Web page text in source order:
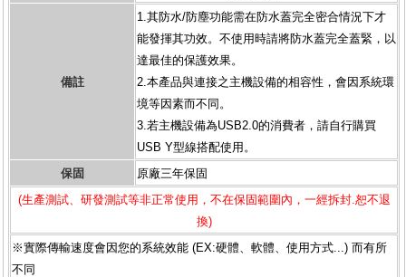
備註
1.其防水/防塵功能需在防水蓋完全密合情況下才
能發揮其功效。不使用時請將防水蓋完全蓋緊，以
達最佳的保護效果。
2.本產品與連接之主機設備的相容性，會因系統環
境等因素而不同。
3.若主機設備為USB2.0的消費者，請自行購買
USB Y型線搭配使用。
保固
原廠三年保固
(生產測試、研發測試等非正常使用，不在保固範圍內，一經拆封.恕不退
換)
※實際傳輸速度會因您的系統效能 (EX:硬體、軟體、使用方式...) 而有所
不同